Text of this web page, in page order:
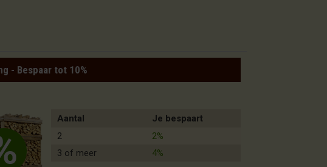
- Bespaar tot 10%
Aantal
Je bespaart
2
2%
3 of meer
4%